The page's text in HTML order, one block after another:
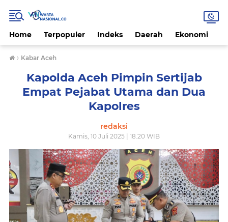
Home Terpopuler Indeks Daerah Ekonomi
› Kabar Aceh
Kapolda Aceh Pimpin Sertijab
Empat Pejabat Utama dan Dua
Kapolres
redaksi
Kamis, 10 Juli 2025 | 18.20 WIB